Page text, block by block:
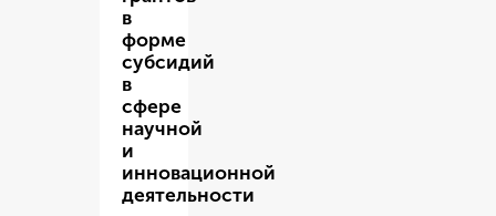
в
форме
субсидий
в
сфере
научной
и
инновационной
деятельности